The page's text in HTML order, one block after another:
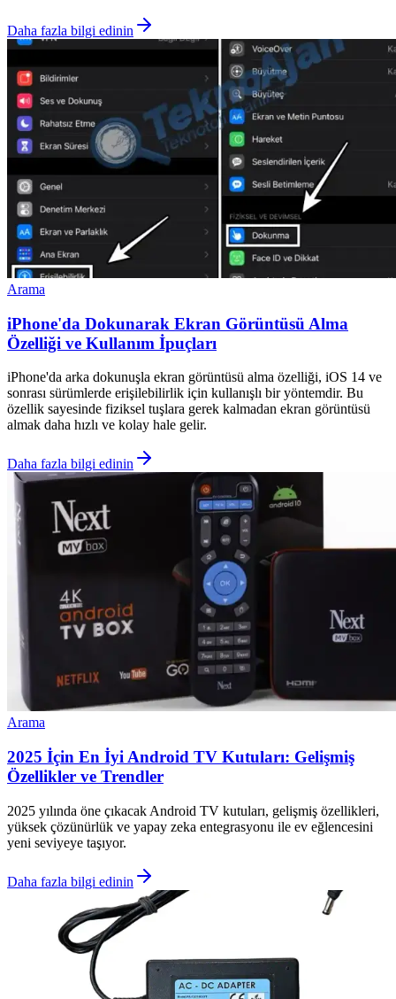
Daha fazla bilgi edinin
Arama
iPhone'da Dokunarak Ekran Görüntüsü Alma
Özelliği ve Kullanım İpuçları
iPhone'da arka dokunuşla ekran görüntüsü alma özelliği, iOS 14 ve
sonrası sürümlerde erişilebilirlik için kullanışlı bir yöntemdir. Bu
özellik sayesinde fiziksel tuşlara gerek kalmadan ekran görüntüsü
almak daha hızlı ve kolay hale gelir.
Daha fazla bilgi edinin
Arama
2025 İçin En İyi Android TV Kutuları: Gelişmiş
Özellikler ve Trendler
2025 yılında öne çıkacak Android TV kutuları, gelişmiş özellikleri,
yüksek çözünürlük ve yapay zeka entegrasyonu ile ev eğlencesini
yeni seviyeye taşıyor.
Daha fazla bilgi edinin